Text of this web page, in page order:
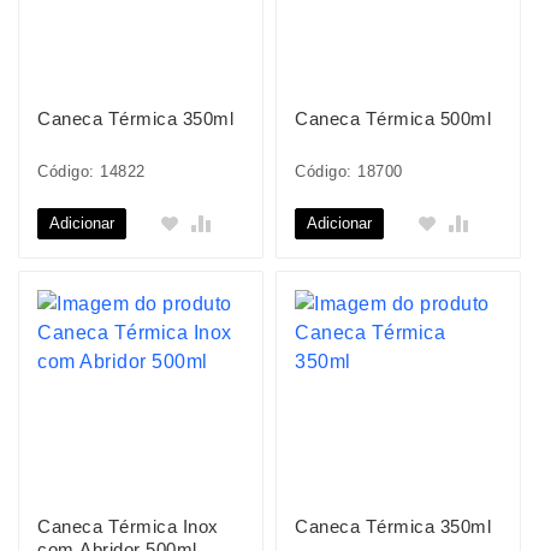
Caneca Térmica 350ml
Código: 14822
Adicionar
Caneca Térmica 500ml
Código: 18700
Adicionar
Caneca Térmica Inox
Caneca Térmica 350ml